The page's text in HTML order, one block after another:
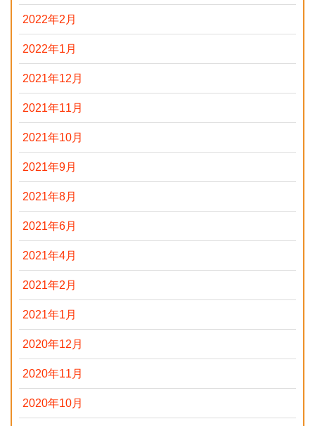
2022年2月
2022年1月
2021年12月
2021年11月
2021年10月
2021年9月
2021年8月
2021年6月
2021年4月
2021年2月
2021年1月
2020年12月
2020年11月
2020年10月